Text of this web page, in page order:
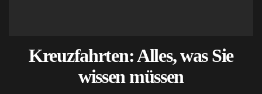
Kreuzfahrten: Alles, was Sie
wissen müssen